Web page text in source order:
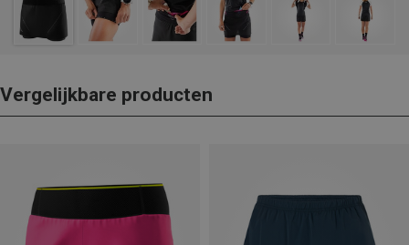
Vergelijkbare producten